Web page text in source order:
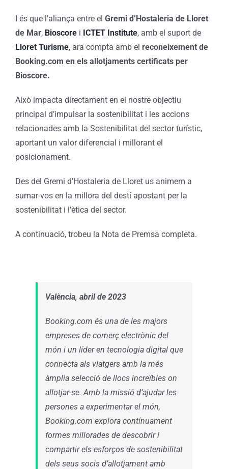
I és que l’aliança entre el Gremi d’Hostaleria de Lloret
de Mar, Bioscore i ICTET Institute, amb el suport de
Lloret Turisme, ara compta amb el reconeixement de
Booking.com en els allotjaments certificats per
Bioscore.
Això impacta directament en el nostre objectiu
principal d’impulsar la sostenibilitat i les accions
relacionades amb la Sostenibilitat del sector turístic,
aportant un valor diferencial i millorant el
posicionament.
Des del Gremi d’Hostaleria de Lloret us animem a
sumar-vos en la millora del destí apostant per la
sostenibilitat i l’ètica del sector.
A continuació, trobeu la Nota de Premsa completa.
València, abril de 2023
Booking.com és una de les majors
empreses de comerç electrònic del
món i un líder en tecnologia digital que
connecta als viatgers amb la més
àmplia selecció de llocs increïbles on
allotjar-se. Amb la missió d’ajudar les
persones a experimentar el món,
Booking.com explora contínuament
formes millorades de descobrir i
compartir els esforços de sostenibilitat
dels seus socis d’allotjament amb